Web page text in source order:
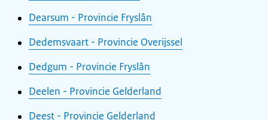
Dearsum - Provincie Fryslân
Dedemsvaart - Provincie Overijssel
Dedgum - Provincie Fryslân
Deelen - Provincie Gelderland
Deest - Provincie Gelderland